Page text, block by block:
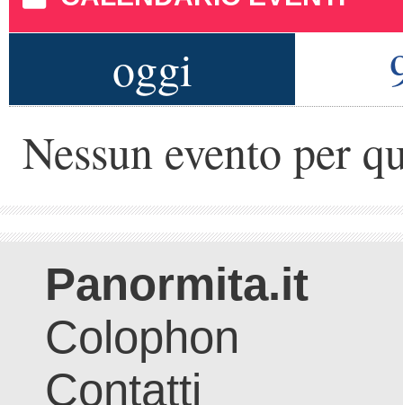
oggi
Nessun evento per
Panormita.it
Colophon
Contatti